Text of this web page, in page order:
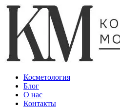
Косметология
Блог
О нас
Контакты